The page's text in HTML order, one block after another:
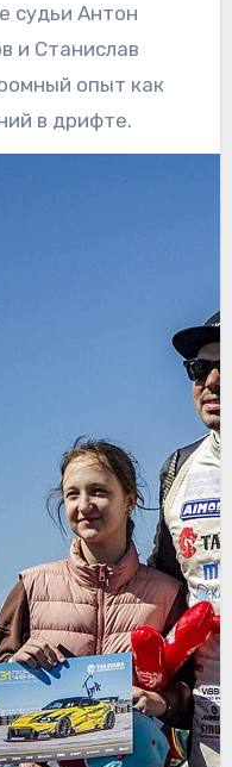
судьи Антон
и Станислав
опыт как
в дрифте.